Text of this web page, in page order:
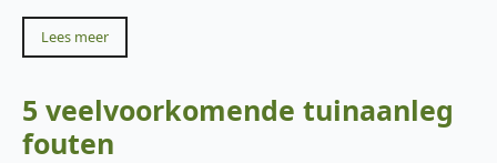
Lees meer
5 veelvoorkomende tuinaanleg
fouten